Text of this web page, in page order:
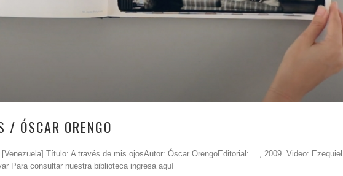
/ ÓSCAR ORENGO
Título: A través de mis ojosAutor: Óscar OrengoEditorial: …, 2009. Video:
Para consultar nuestra biblioteca ingresa aquí